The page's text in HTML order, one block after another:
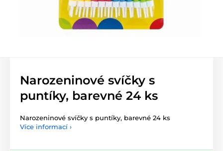
Narozeninové svíčky s
puntíky, barevné 24 ks
Narozeninové svíčky s puntíky, barevné 24 ks
Více informací ›